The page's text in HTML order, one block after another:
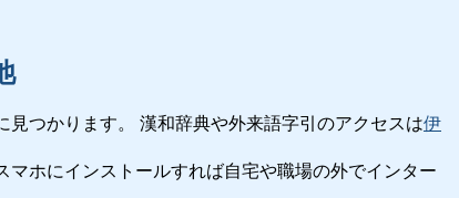
つかります。 漢和辞典や外来語字引のアクセスは伊
マホにインストールすれば自宅や職場の外でインター